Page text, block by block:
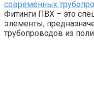
современных
Фитинги ПВХ – это
элементы,
трубопроводов из